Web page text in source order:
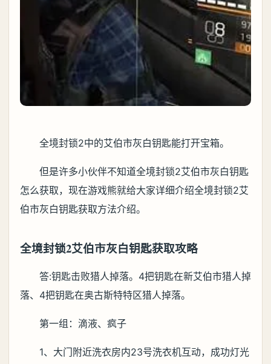
全境封锁2中的艾伯市灰白钥匙能打开宝箱。
但是许多小伙伴不知道全境封锁2艾伯市灰白钥匙
怎么获取，现在游戏熊就给大家详细介绍全境封锁2艾
伯市灰白钥匙获取方法介绍。
全境封锁2艾伯市灰白钥匙获取攻略
答:钥匙击败猎人掉落。4把钥匙在新艾伯市猎人掉
落、4把钥匙在奥古斯特特区猎人掉落。
第一组：滴液、疯子
1、大门附近洗衣房内23号洗衣机互动，成功灯光